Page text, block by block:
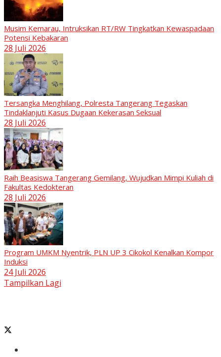
Musim Kemarau, Intruksikan RT/RW Tingkatkan Kewaspadaan
Potensi Kebakaran
28 Juli 2026
Tersangka Menghilang, Polresta Tangerang Tegaskan
Tindaklanjuti Kasus Dugaan Kekerasan Seksual
28 Juli 2026
Raih Beasiswa Tangerang Gemilang, Wujudkan Mimpi Kuliah di
Fakultas Kedokteran
28 Juli 2026
Program UMKM Nyentrik, PLN UP 3 Cikokol Kenalkan Kompor
Induksi
24 Juli 2026
Tampilkan Lagi